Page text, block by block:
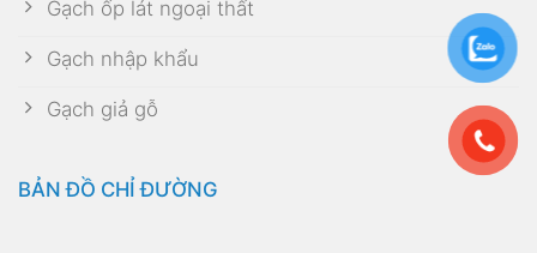
Gạch ốp lát ngoại thất
Gạch nhập khẩu
Gạch giả gỗ
BẢN ĐỒ CHỈ ĐƯỜNG